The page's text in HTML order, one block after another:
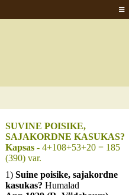
SUVINE POISIKE,
SAJAKORDNE KASUKAS?
Kapsas - 4+108+53+20 = 185
(390) var.
1)Suine poisike, sajakordne
kasukas?Humalad